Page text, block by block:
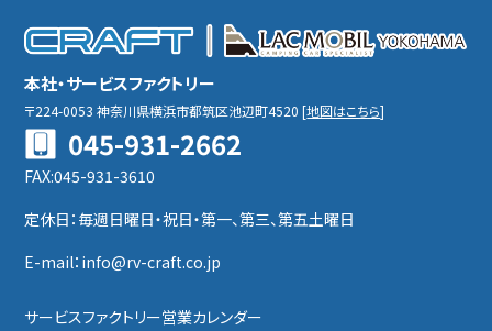
本社・サービスファクトリー
〒224-0053神奈川県横浜市都筑区池辺町4520[地図はこちら]
045-931-2662
FAX:045-931-3610
定休日：毎週日曜日・祝日・第一、第三、第五土曜日
E-mail：info@rv-craft.co.jp
サービスファクトリー営業カレンダー